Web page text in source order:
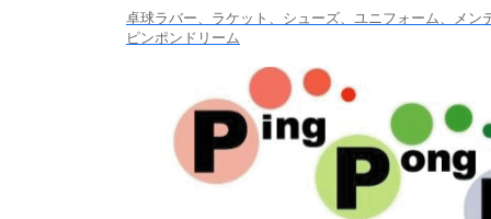
卓球ラバー、ラケット、シューズ、ユニフォーム、メ
ピンポンドリーム